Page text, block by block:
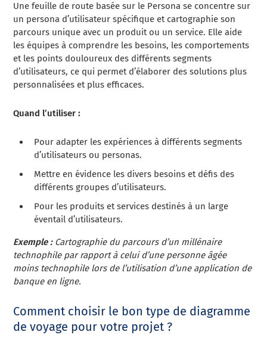
Une feuille de route basée sur le Persona se concentre sur
un persona d’utilisateur spécifique et cartographie son
parcours unique avec un produit ou un service. Elle aide
les équipes à comprendre les besoins, les comportements
et les points douloureux des différents segments
d’utilisateurs, ce qui permet d’élaborer des solutions plus
personnalisées et plus efficaces.
Quand l’utiliser :
Pour adapter les expériences à différents segments
d’utilisateurs ou personas.
Mettre en évidence les divers besoins et défis des
différents groupes d’utilisateurs.
Pour les produits et services destinés à un large
éventail d’utilisateurs.
Exemple :Cartographie du parcours d’un millénaire
technophile par rapport à celui d’une personne âgée
moins technophile lors de l’utilisation d’une application de
banque en ligne.
Comment choisir le bon type de diagramme
de voyage pour votre projet ?